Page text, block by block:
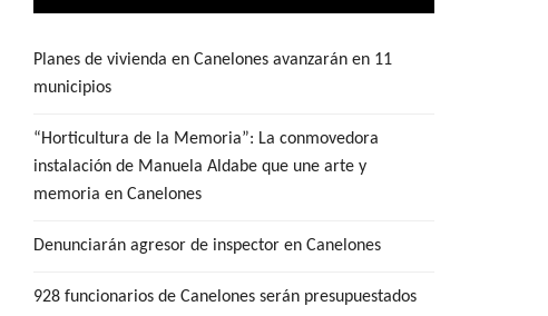
Planes de vivienda en Canelones avanzarán en 11
municipios
“Horticultura de la Memoria”: La conmovedora
instalación de Manuela Aldabe que une arte y
memoria en Canelones
Denunciarán agresor de inspector en Canelones
928 funcionarios de Canelones serán presupuestados